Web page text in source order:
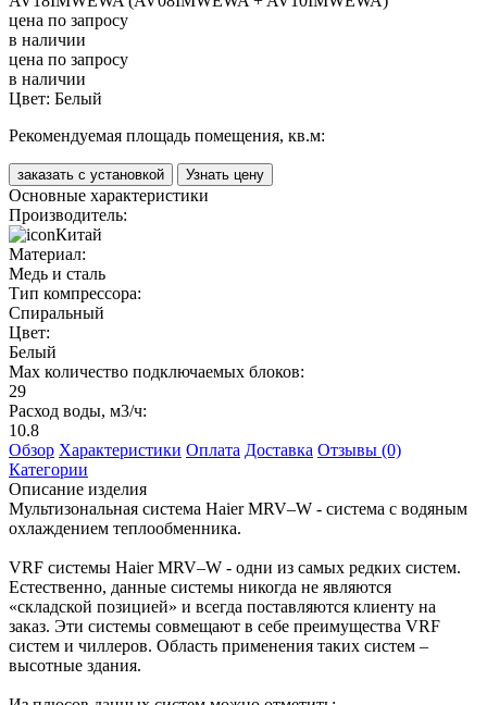
цена по запросу
в наличии
цена по запросу
в наличии
Цвет: Белый
Рекомендуемая площадь помещения, кв.м:
заказать с установкой Узнать цену
Основные характеристики
Производитель:
Китай
Материал:
Медь и сталь
Тип компрессора:
Спиральный
Цвет:
Белый
Max количество подключаемых блоков:
29
Расход воды, м3/ч:
10.8
Обзор Характеристики Оплата Доставка Отзывы (0)
Категории
Описание изделия
Мультизональная система Haier MRV–W - система с водяным
охлаждением теплообменника.
VRF системы Haier MRV–W - одни из самых редких систем.
Естественно, данные системы никогда не являются
«складской позицией» и всегда поставляются клиенту на
заказ. Эти системы совмещают в себе преимущества VRF
систем и чиллеров. Область применения таких систем –
высотные здания.